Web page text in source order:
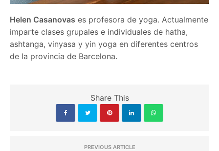
Helen Casanovas es profesora de yoga. Actualmente
imparte clases grupales e individuales de hatha,
ashtanga, vinyasa y yin yoga en diferentes centros
de la provincia de Barcelona.
Share This
PREVIOUS ARTICLE